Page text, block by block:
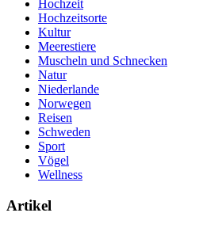
Hochzeit
Hochzeitsorte
Kultur
Meerestiere
Muscheln und Schnecken
Natur
Niederlande
Norwegen
Reisen
Schweden
Sport
Vögel
Wellness
Artikel